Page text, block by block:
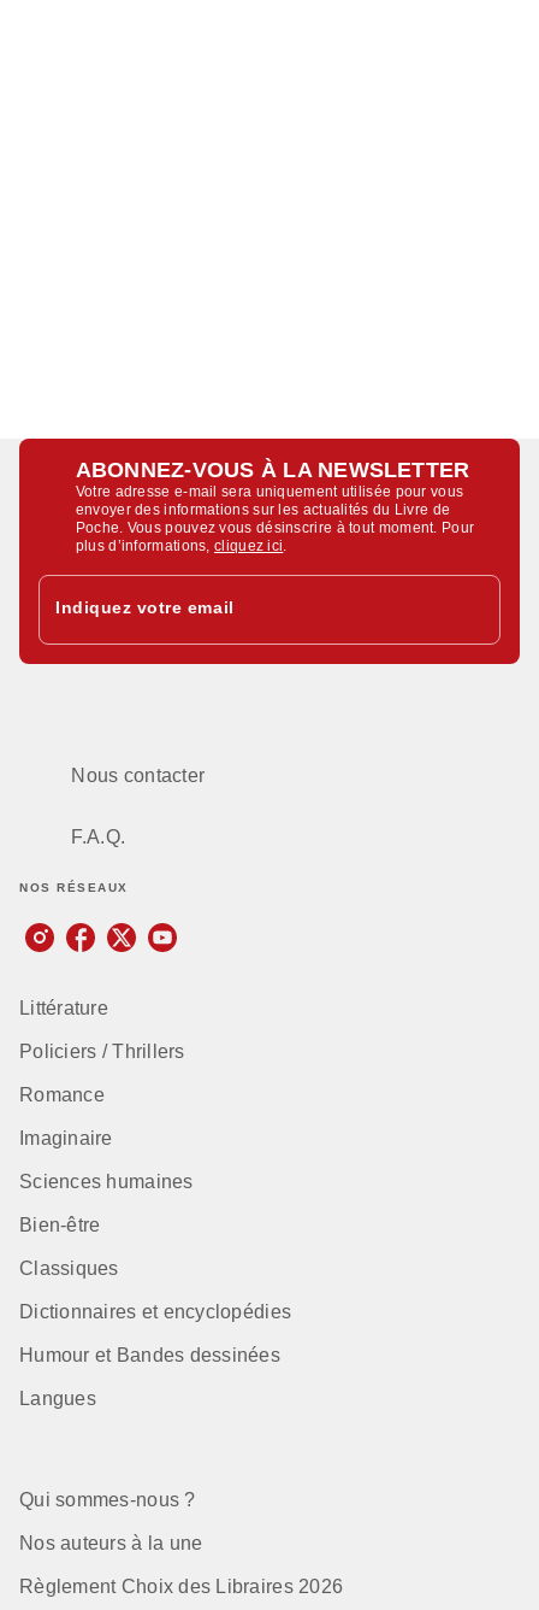
ABONNEZ-VOUS À LA NEWSLETTER
Votre adresse e-mail sera uniquement utilisée pour vous
envoyer des informations sur les actualités du Livre de
Poche. Vous pouvez vous désinscrire à tout moment. Pour
plus d’informations,cliquez ici.
Indiquez votre email
Nous contacter
F.A.Q.
NOS RÉSEAUX
Littérature
Policiers / Thrillers
Romance
Imaginaire
Sciences humaines
Bien-être
Classiques
Dictionnaires et encyclopédies
Humour et Bandes dessinées
Langues
Qui sommes-nous ?
Nos auteurs à la une
Règlement Choix des Libraires 2026